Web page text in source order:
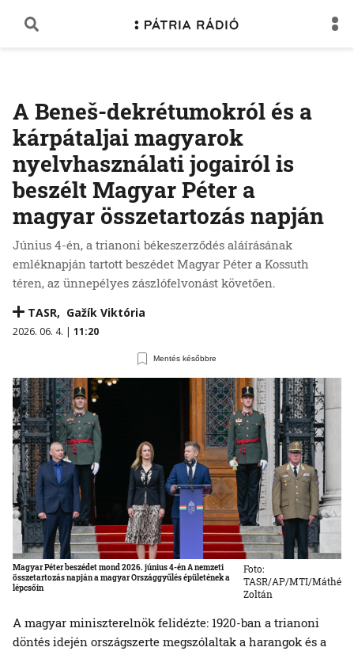
A Beneš-dekrétumokról és a
kárpátaljai magyarok
nyelvhasználati jogairól is
beszélt Magyar Péter a
magyar összetartozás napján
Június 4-én, a trianoni békeszerződés aláírásának
emléknapján tartott beszédet Magyar Péter a Kossuth
téren, az ünnepélyes zászlófelvonást követően.
TASR, Gažík Viktória
2026. 06. 4. | 11:20
Mentés későbbre
Magyar Péter beszédet mond 2026. június 4-én A nemzeti
összetartozás napján a magyar Országgyűlés épületének a
lépcsőin
Foto:
TASR/AP/MTI/Máthé
Zoltán
A magyar miniszterelnök felidézte: 1920-ban a trianoni
döntés idején országszerte megszólaltak a harangok és a